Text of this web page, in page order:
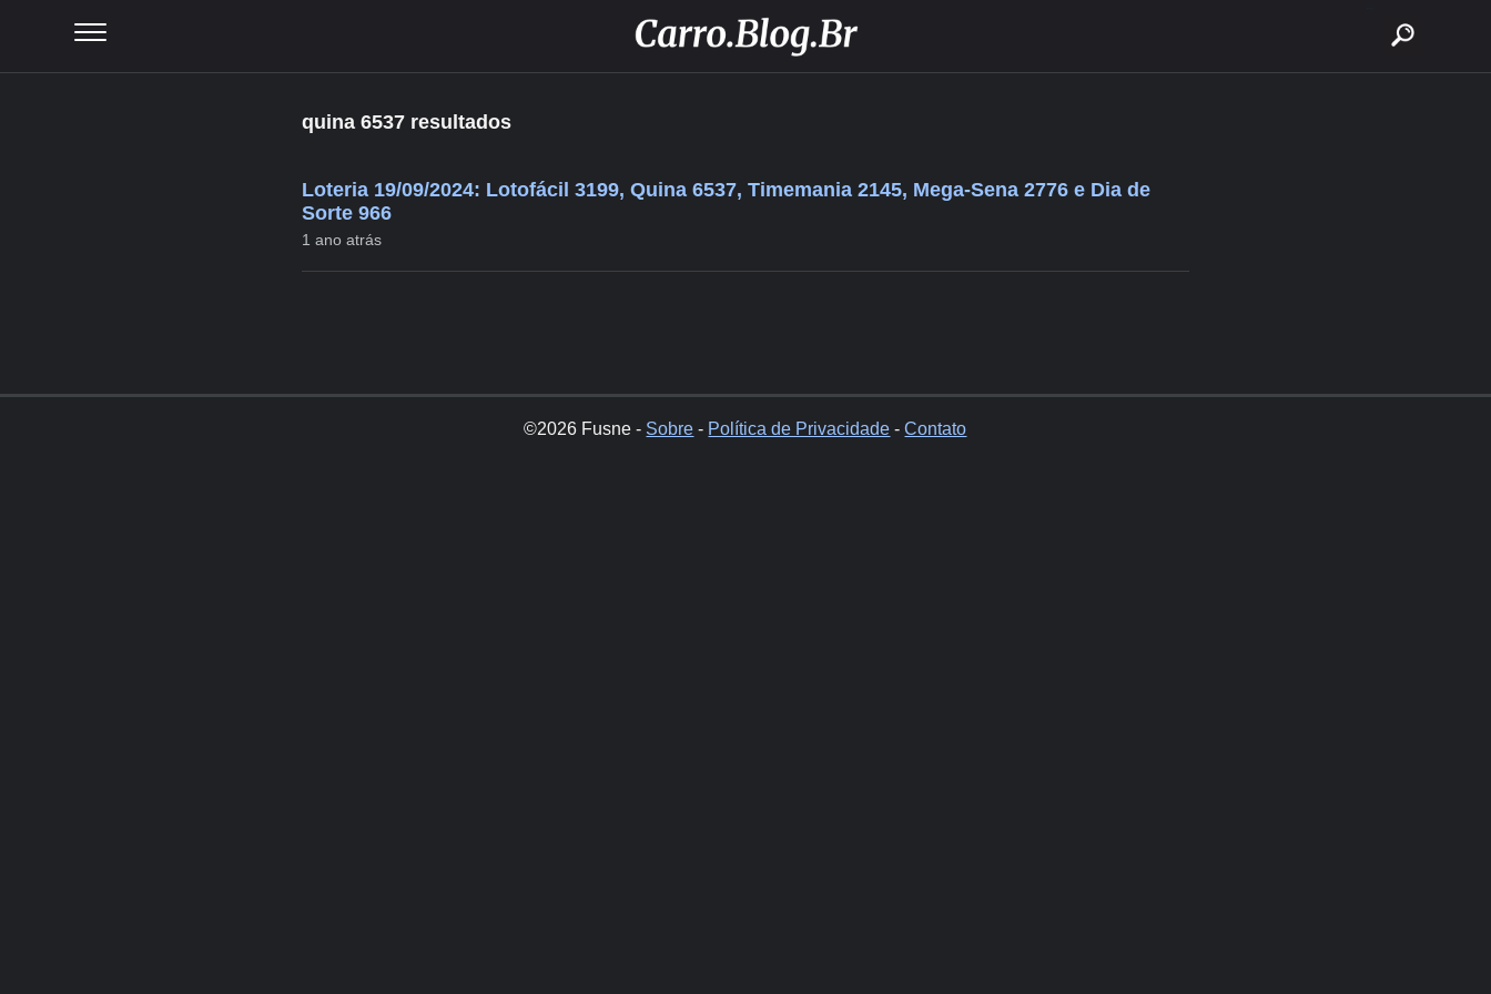
quina 6537 resultados
Loteria 19/09/2024: Lotofácil 3199, Quina 6537, Timemania 2145, Mega-Sena 2776 e Dia de
Sorte 966
1 ano atrás
©2026 Fusne - Sobre - Política de Privacidade -Contato